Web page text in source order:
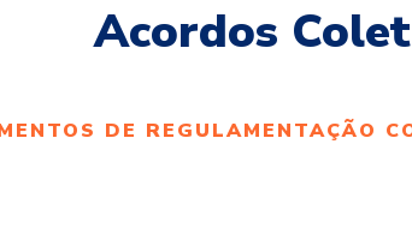
Acordos
DE REGULAMENTAÇÃO